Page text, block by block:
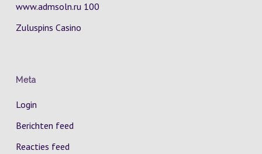
www.admsoln.ru 100
Zuluspins Casino
Meta
Login
Berichten feed
Reacties feed